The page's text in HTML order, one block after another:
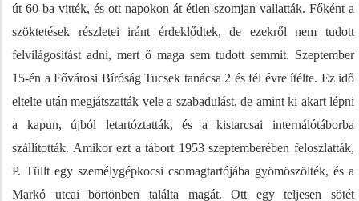
út 60-ba vitték, és ott napokon át étlen-szomjan vallatták. Főként a
szöktetések részletei iránt érdeklődtek, de ezekről nem tudott
felvilágosítást adni, mert ő maga sem tudott semmit. Szeptember
15-én a Fővárosi Bíróság Tucsek tanácsa 2 és fél évre ítélte. Ez idő
eltelte után megjátszatták vele a szabadulást, de amint ki akart lépni
a kapun, újból letartóztatták, és a kistarcsai internálótáborba
szállították. Amikor ezt a tábort 1953 szeptemberében feloszlatták,
P. Tüllt egy személygépkocsi csomagtartójába gyömöszölték, és a
Markó utcai börtönben találta magát. Ott egy teljesen sötét